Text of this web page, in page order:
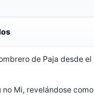
de Paja desde el
no Mi, revelándose